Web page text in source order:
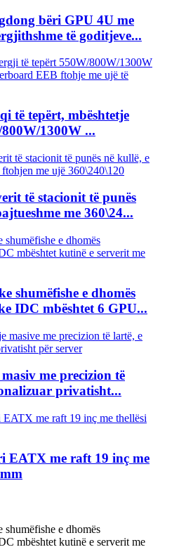
bëri GPU 4U me
të goditjeve...
të tepërt, mbështetje
1300W ...
të stacionit të punës
me 360\24...
shumëfishe e dhomës
IDC mbështet 6 GPU...
me precizion të
privatisht...
EATX me raft 19 inç me